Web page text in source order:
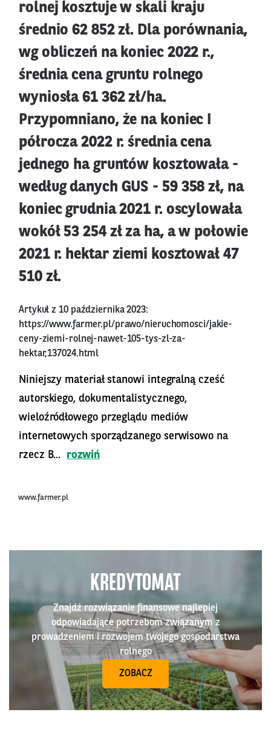
rolnej kosztuje w skali kraju
średnio 62 852 zł. Dla porównania,
wg obliczeń na koniec 2022 r.,
średnia cena gruntu rolnego
wyniosła 61 362 zł/ha.
Przypomniano, że na koniec I
półrocza 2022 r. średnia cena
jednego ha gruntów kosztowała -
według danych GUS - 59 358 zł, na
koniec grudnia 2021 r. oscylowała
wokół 53 254 zł za ha, a w połowie
2021 r. hektar ziemi kosztował 47
510 zł.
Artykuł z 10 października 2023:
https://www.farmer.pl/prawo/nieruchomosci/jakie-
ceny-ziemi-rolnej-nawet-105-tys-zl-za-
hektar,137024.html
Niniejszy materiał stanowi integralną cześć
autorskiego, dokumentalistycznego,
wieloźródłowego przeglądu mediów
internetowych sporządzanego serwisowo na
rzecz B...
rozwiń
www.farmer.pl
KREDYTOMAT
Znajdź rozwiązanie finansowe najlepiej
odpowiadające potrzebom związanym z
prowadzeniem i rozwojem twojego gospodarstwa
rolnego
ZOBACZ